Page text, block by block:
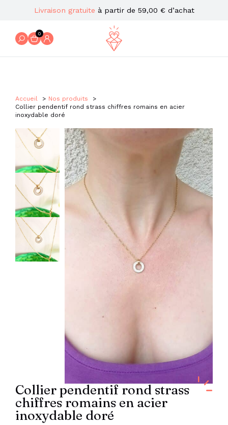
Livraison gratuite à partir de 59,00 € d’achat
0
Accueil
Nos produits
Collier pendentif rond strass chiffres romains en acier
inoxydable doré
Collier pendentif rond strass
chiffres romains en acier
inoxydable doré